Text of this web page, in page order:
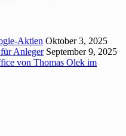
Aktien Oktober 3, 2025
Anleger September 9, 2025
von Thomas Olek im